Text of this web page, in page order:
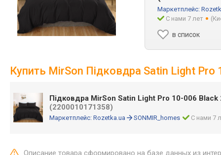
Маркетплейс:
С нами 7 лет
в список
Купить MirSon Підковдра Satin Light
Підковдра MirSon Satin Light Pro 10-006
(2200010171358)
Маркетплейс: Rozetka.ua SONMIR_homes С нами 7
Описание товара сформировано на базе данных из